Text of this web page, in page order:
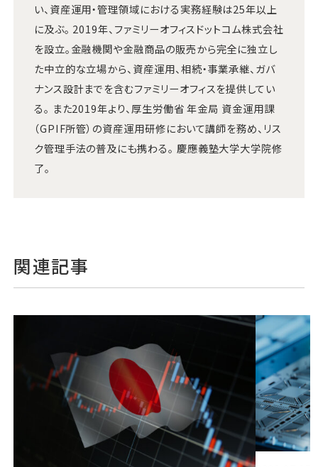
い、資産運用・管理領域における実務経験は25年以上
に及ぶ。 2019年、ファミリーオフィスドットコム株式会社
を設立。金融機関や金融商品の販売から完全に独立し
た中立的な立場から、資産運用、相続・事業承継、ガバ
ナンス設計までを含むファミリーオフィスを提供してい
る。 また2019年より、厚生労働省 年金局 資金運用課
（GPIF所管）の資産運用研修において講師を務め、リス
ク管理手法の普及にも携わる。 慶應義塾大学大学院修
了。
関連記事